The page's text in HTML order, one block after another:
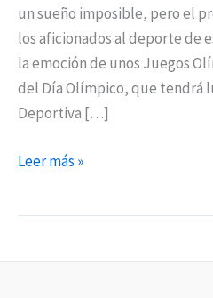
un sueño imposible, pero el
los aficionados al deporte de
la emoción de unos Juegos
del Día Olímpico, que tendrá
Deportiva […]
Olímpico
2025
Leer más »